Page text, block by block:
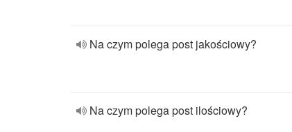
Na czym polega post jakościowy?
Na czym polega post ilościowy?